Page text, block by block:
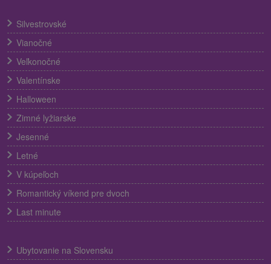
Silvestrovské
Vianočné
Veľkonočné
Valentínske
Halloween
Zimné lyžiarske
Jesenné
Letné
V kúpeľoch
Romantický víkend pre dvoch
Last minute
Ubytovanie na Slovensku